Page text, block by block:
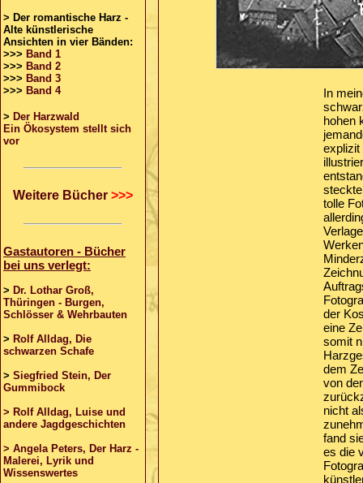
> Der romantische Harz -
Alte künstlerische
Ansichten in vier Bänden:
>>> Band 1
>>> Band 2
>>> Band 3
>>> Band 4
> Der Harzwald
Ein Ökosystem stellt sich
vor
Weitere Bücher >>>
Gastautoren - Bücher
bei uns verlegt:
> Dr. Lothar Groß,
Thüringen - Burgen,
Schlösser & Wehrbauten
> Rolf Alldag, Die
schwarzen Schafe
> Siegfried Stein, Der
Gummibock
> Rolf Alldag, Luise und
andere Jagdgeschichten
> Angela Peters, Der Harz -
Malerei, Lyrik und
Wissenswertes
In
hohen
explizit
tolle
der
eine
somit
dem
von
nicht
fand
es die